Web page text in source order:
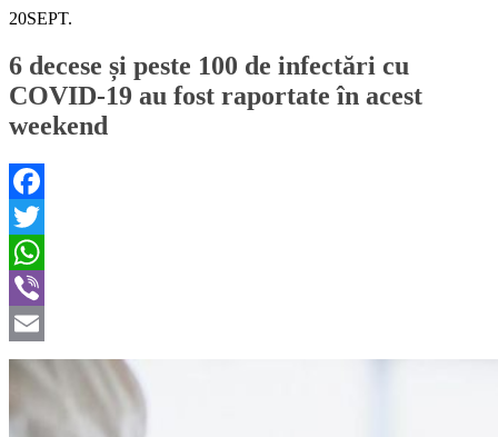
20SEPT.
6 decese și peste 100 de infectări cu
COVID-19 au fost raportate în acest
weekend
Facebook
Twitter
WhatsApp
Viber
Email